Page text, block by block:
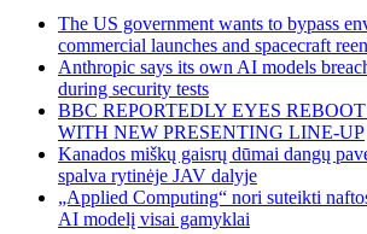
The US government wants to bypass
commercial launches and spacecraft
Anthropic says its own AI models
during security tests
BBC REPORTEDLY EYES
WITH NEW PRESENTING LINE-UP
Kanados miškų gaisrų dūmai dangų
spalva rytinėje JAV dalyje
„Applied Computing“ nori suteikti
AI modelį visai gamyklai